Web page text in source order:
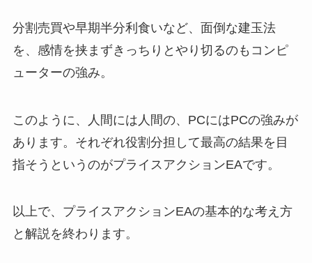
分割売買や早期半分利食いなど、面倒な建玉法
を、感情を挟まずきっちりとやり切るのもコンピ
ューターの強み。
このように、人間には人間の、PCにはPCの強みが
あります。それぞれ役割分担して最高の結果を目
指そうというのがプライスアクションEAです。
以上で、プライスアクションEAの基本的な考え方
と解説を終わります。